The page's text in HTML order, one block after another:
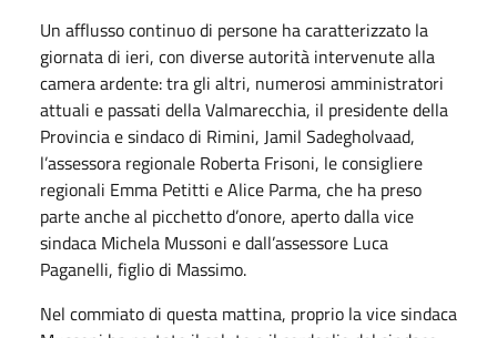
Un afflusso continuo di persone ha caratterizzato la
giornata di ieri, con diverse autorità intervenute alla
camera ardente: tra gli altri, numerosi amministratori
attuali e passati della Valmarecchia, il presidente della
Provincia e sindaco di Rimini, Jamil Sadegholvaad,
l’assessora regionale Roberta Frisoni, le consigliere
regionali Emma Petitti e Alice Parma, che ha preso
parte anche al picchetto d’onore, aperto dalla vice
sindaca Michela Mussoni e dall’assessore Luca
Paganelli, figlio di Massimo.
Nel commiato di questa mattina, proprio la vice sindaca